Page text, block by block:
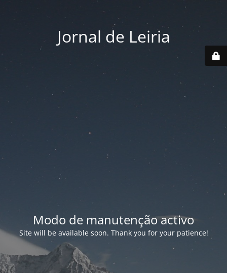
Jornal de Leiria
Modo de manutenção activo
Site will be available soon. Thank you for your patience!